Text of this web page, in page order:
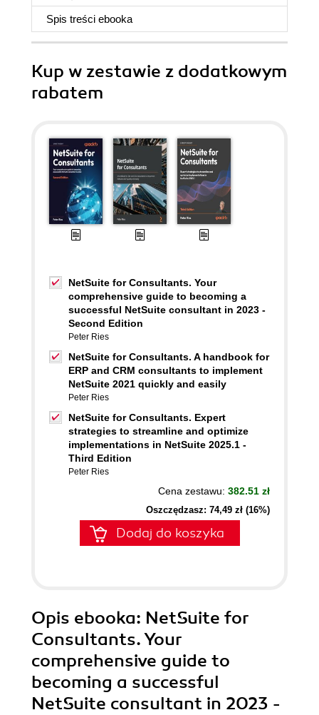
Spis treści ebooka
Kup w zestawie z dodatkowym
rabatem
NetSuite for Consultants. Your
comprehensive guide to becoming a
successful NetSuite consultant in 2023 -
Second Edition
Peter Ries
NetSuite for Consultants. A handbook for
ERP and CRM consultants to implement
NetSuite 2021 quickly and easily
Peter Ries
NetSuite for Consultants. Expert
strategies to streamline and optimize
implementations in NetSuite 2025.1 -
Third Edition
Peter Ries
Cena zestawu: 382.51 zł
Oszczędzasz: 74,49 zł (16%)
Dodaj do koszyka
Opis ebooka: NetSuite for
Consultants. Your
comprehensive guide to
becoming a successful
NetSuite consultant in 2023 -